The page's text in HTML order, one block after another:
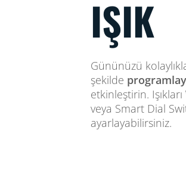
IŞIK
Gününüzü
şekilde
etkinleştirin. Işıkları
veya Smart Dial
ayarlayabilirsiniz.